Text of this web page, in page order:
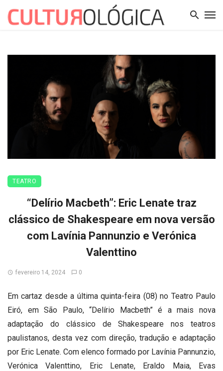
TEATRO
“Delírio Macbeth”: Eric Lenate traz
clássico de Shakespeare em nova versão
com Lavínia Pannunzio e Verónica
Valenttino
fevereiro 14, 2024 0
Em cartaz desde a última quinta-feira (08) no Teatro Paulo
Eiró, em São Paulo, “Delírio
Macbeth” é a mais nova
adaptação do clássico de Shakespeare nos teatros
paulistanos, desta vez com direção, tradução e adaptação
por Eric Lenate. Com elenco formado por Lavínia Pannunzio,
Verónica Valenttino, Eric Lenate, Eraldo Maia, Evas